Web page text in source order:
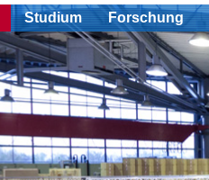
Studium Forschung